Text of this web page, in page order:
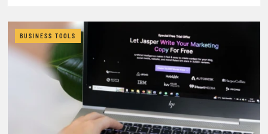
BUSINESS TOOLS